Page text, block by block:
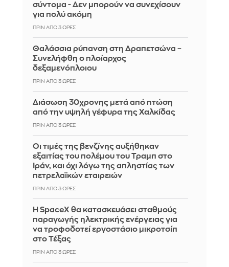
σύντομα - Δεν μπορούν να συνεχίσουν
για πολύ ακόμη
ΠΡΙΝ ΑΠΌ 3 ΏΡΕΣ
Θαλάσσια ρύπανση στη Δραπετσώνα –
Συνελήφθη ο πλοίαρχος
δεξαμενόπλοιου
ΠΡΙΝ ΑΠΌ 3 ΏΡΕΣ
Διάσωση 30χρονης μετά από πτώση
από την υψηλή γέφυρα της Χαλκίδας
ΠΡΙΝ ΑΠΌ 3 ΏΡΕΣ
Οι τιμές της βενζίνης αυξήθηκαν
εξαιτίας του πολέμου του Τραμπ στο
Ιράν, και όχι λόγω της απληστίας των
πετρελαϊκών εταιρειών
ΠΡΙΝ ΑΠΌ 3 ΏΡΕΣ
Η SpaceX θα κατασκευάσει σταθμούς
παραγωγής ηλεκτρικής ενέργειας για
να τροφοδοτεί εργοστάσιο μικροτσίπ
στο Τέξας
ΠΡΙΝ ΑΠΌ 3 ΏΡΕΣ